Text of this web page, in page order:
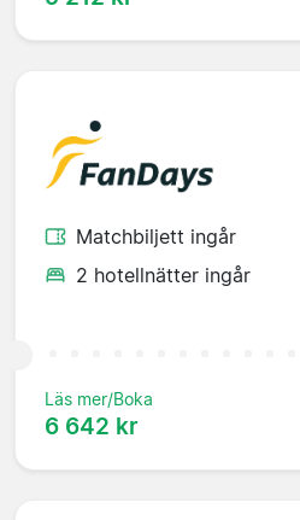
Matchbiljett ingår
2 hotellnätter ingår
Läs mer/Boka
6 642 kr